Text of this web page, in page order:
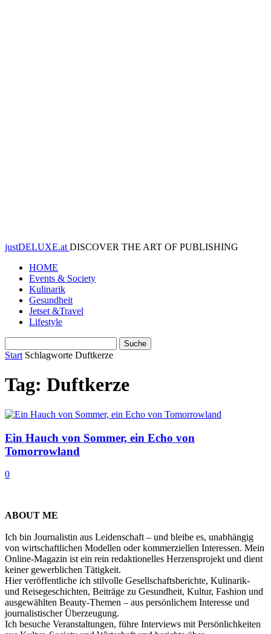
justDELUXE.at DISCOVER THE ART OF PUBLISHING
HOME
Events & Society
Kulinarik
Gesundheit
Jetset &Travel
Lifestyle
Start Schlagworte Duftkerze
Tag: Duftkerze
Ein Hauch von Sommer, ein Echo von
Tomorrowland
0
ABOUT ME
Ich bin Journalistin aus Leidenschaft – und bleibe es, unabhängig
von wirtschaftlichen Modellen oder kommerziellen Interessen. Mein
Online-Magazin ist ein rein redaktionelles Herzensprojekt und dient
keiner gewerblichen Tätigkeit.
Hier veröffentliche ich stilvolle Gesellschaftsberichte, Kulinarik-
und Reisegeschichten, Beiträge zu Gesundheit, Kultur, Fashion und
ausgewählten Beauty-Themen – aus persönlichem Interesse und
journalistischer Überzeugung.
Ich besuche Veranstaltungen, führe Interviews mit Persönlichkeiten